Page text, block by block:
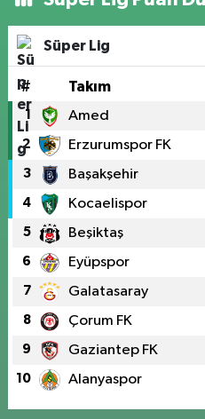
Süper Lig
# Takım
1 Amed
2 Erzurumspor FK
3 Başakşehir
4 Kocaelispor
5 Beşiktaş
6 Eyüpspor
7 Galatasaray
8 Çorum FK
9 Gaziantep FK
10 Alanyaspor